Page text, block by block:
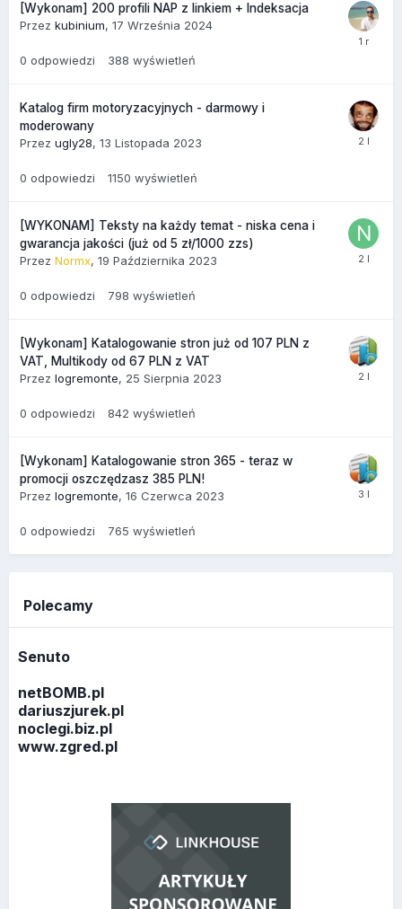
[Wykonam] 200 profili NAP z linkiem + Indeksacja
Przez kubinium, 17 Września 2024
0 odpowiedzi 388 wyświetleń
Katalog firm motoryzacyjnych - darmowy i
moderowany
Przez ugly28, 13 Listopada 2023
0 odpowiedzi 1150 wyświetleń
[WYKONAM] Teksty na każdy temat - niska cena i
gwarancja jakości (już od 5 zł/1000 zzs)
Przez Normx, 19 Października 2023
0 odpowiedzi 798 wyświetleń
[Wykonam] Katalogowanie stron już od 107 PLN z
VAT, Multikody od 67 PLN z VAT
Przez logremonte, 25 Sierpnia 2023
0 odpowiedzi 842 wyświetleń
[Wykonam] Katalogowanie stron 365 - teraz w
promocji oszczędzasz 385 PLN!
Przez logremonte, 16 Czerwca 2023
0 odpowiedzi 765 wyświetleń
Polecamy
Senuto
netBOMB.pl
dariuszjurek.pl
noclegi.biz.pl
www.zgred.pl